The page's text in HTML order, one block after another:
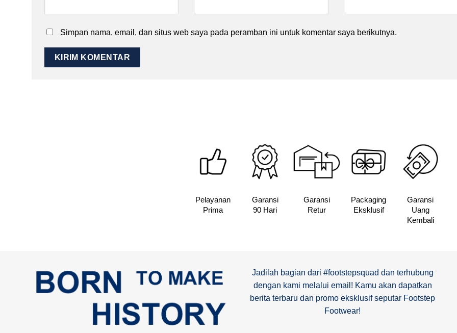
Simpan nama, email, dan situs web saya pada peramban ini untuk komentar saya berikutnya.
Pelayanan
Prima
Garansi
90 Hari
Garansi
Retur
Packaging
Eksklusif
Garansi
Uang
Kembali
Jadilah bagian dari #footstepsquad dan terhubung
dengan kami melalui email! Kamu akan dapatkan
berita terbaru dan promo eksklusif seputar Footstep
Footwear!